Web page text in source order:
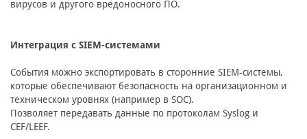
вирусов и другого вредоносного ПО.
Интеграция с SIEM-системами
События можно экспортировать в сторонние SIEM-системы,
которые обеспечивают безопасность на организационном и
техническом уровнях (например в SOC).
Позволяет передавать данные по протоколам Syslog и
CEF/LEEF.